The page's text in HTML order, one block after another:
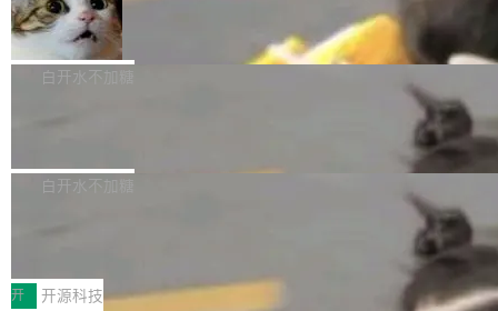
ceXAI的资金消耗速度尤为引人瞩目。然而，支
撑庞大支出的资金来源却呈现出截然不同的面
貌。数据显示，微软和 Meta 主要依托充沛的经
你可以用 curl -fsSL https://dev.meta.ai/install.
sh | bash 安装一个能在大项目里自动规划、写
代码、验证结果的 AI 终端工具。 据介绍，Muse
个主 agent 循环，外加一组后台 agent。这些后
美团开源 LoHoSearch，用知识图谱校
准 AI 能力认知
机器出题的前提，是让机器拥有全局视野。整个
构建流程可以分为四个环节：建图 → 控制难度
白开水不加糖
库，并将作为transport接入Mooncake TENT。
MPComm将作为一种传输引擎接入Mooncake T
白开水不加糖
型案例入选名单》，深信服“面向企业研发场景的
开 开源科技